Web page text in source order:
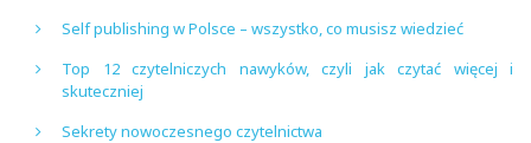
Self publishing w Polsce – wszystko, co musisz wiedzieć
Top 12 czytelniczych nawyków, czyli jak czytać więcej i
skuteczniej
Sekrety nowoczesnego czytelnictwa